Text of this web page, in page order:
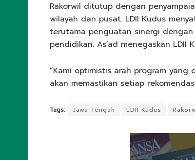
Rakorwil ditutup dengan
wilayah dan pusat. LDII Kudus
terutama penguatan sinergi
pendidikan. As’ad menegaskan
“Kami optimistis arah program yang
akan memastikan setiap
Tags: Jawa Tengah LDII Kudus